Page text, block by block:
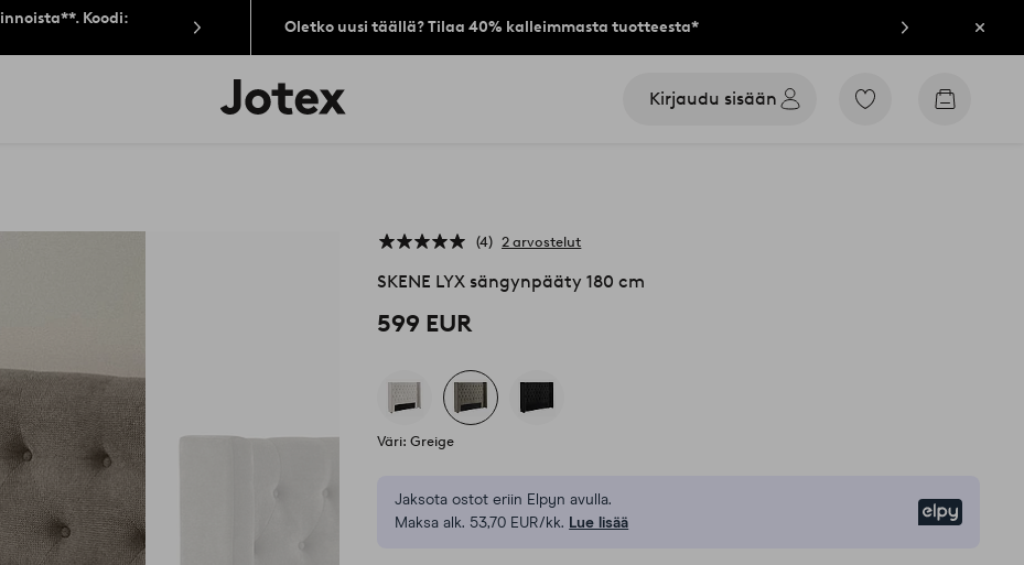
Koodi:
Oletko uusi täällä? Tilaa 40% kalleimmasta tuotteesta* Sulje
Jotex-
logo
Kirjaudu sisään
Siirry
Siirry
4 2 arvostelut
SKENE LYX sängynpääty 180 cm
599 EUR
Väri: Greige
Jaksota ostot eriin Elpyn avulla.
Maksa alk. 53,70 EUR/kk. Lue lisää